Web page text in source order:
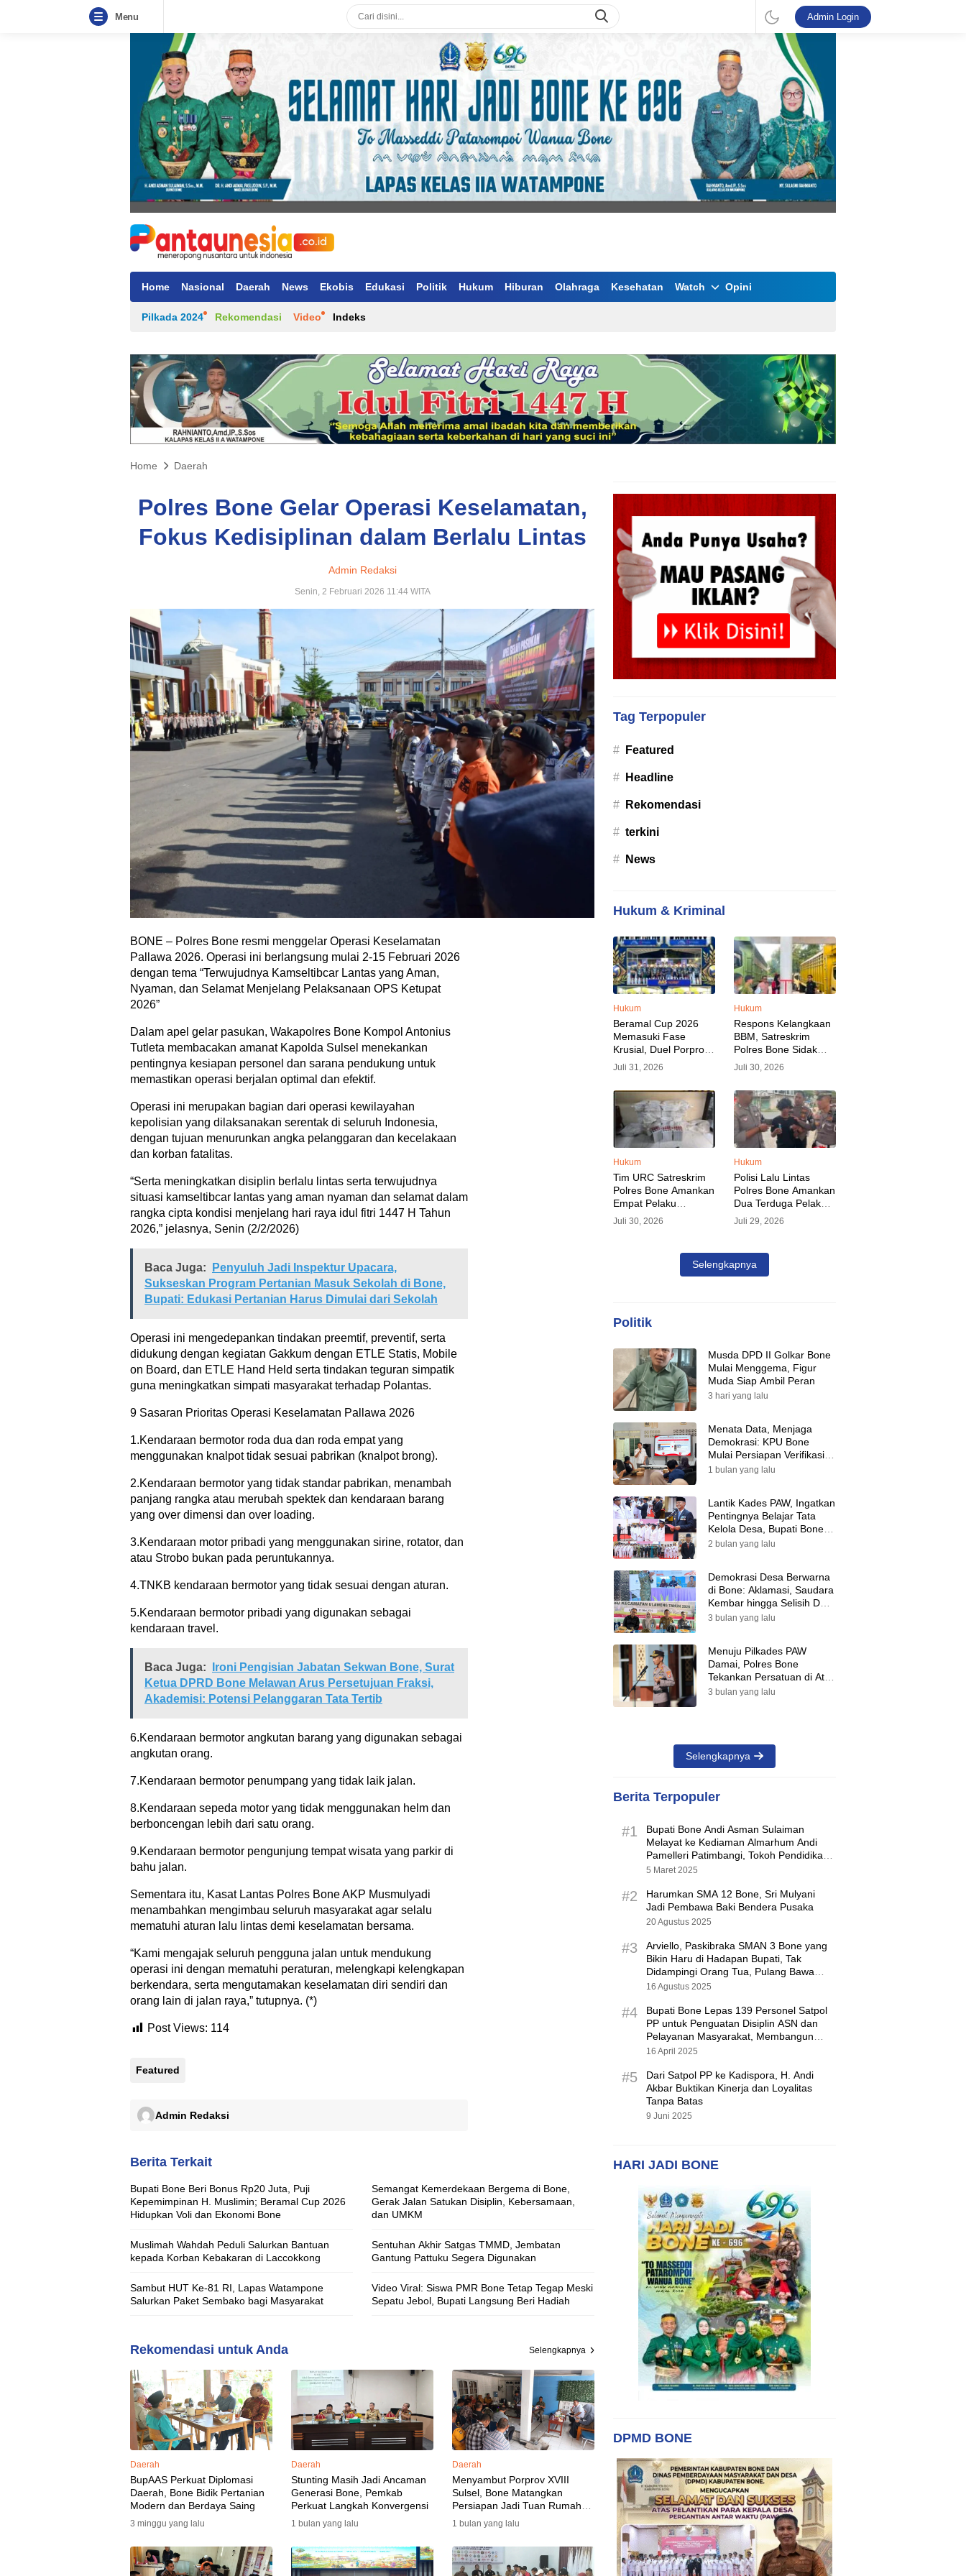
Menu Admin Login
Home Nasional Daerah News Ekobis Edukasi Politik Hukum Hiburan Olahraga Kesehatan Watch Opini
Pilkada 2024 Rekomendasi Video Indeks
Home Daerah
Polres Bone Gelar Operasi Keselamatan,
Fokus Kedisiplinan dalam Berlalu Lintas
Admin Redaksi
Senin, 2 Februari 2026 11:44 WITA
BONE – Polres Bone resmi menggelar Operasi Keselamatan
Pallawa 2026. Operasi ini berlangsung mulai 2-15 Februari 2026
dengan tema “Terwujudnya Kamseltibcar Lantas yang Aman,
Nyaman, dan Selamat Menjelang Pelaksanaan OPS Ketupat
2026”
Dalam apel gelar pasukan, Wakapolres Bone Kompol Antonius
Tutleta membacakan amanat Kapolda Sulsel menekankan
pentingnya kesiapan personel dan sarana pendukung untuk
memastikan operasi berjalan optimal dan efektif.
Operasi ini merupakan bagian dari operasi kewilayahan
kepolisian yang dilaksanakan serentak di seluruh Indonesia,
dengan tujuan menurunkan angka pelanggaran dan kecelakaan
dan korban fatalitas.
“Serta meningkatkan disiplin berlalu lintas serta terwujudnya
situasi kamseltibcar lantas yang aman nyaman dan selamat dalam
rangka cipta kondisi menjelang hari raya idul fitri 1447 H Tahun
2026,” jelasnya, Senin (2/2/2026)
Baca Juga:
Penyuluh Jadi Inspektur Upacara,
Sukseskan Program Pertanian Masuk Sekolah di Bone,
Bupati: Edukasi Pertanian Harus Dimulai dari Sekolah
Operasi ini mengedepankan tindakan preemtif, preventif, serta
didukung dengan kegiatan Gakkum dengan ETLE Statis, Mobile
on Board, dan ETLE Hand Held serta tindakan teguran simpatik
guna meningkatkan simpati masyarakat terhadap Polantas.
9 Sasaran Prioritas Operasi Keselamatan Pallawa 2026
1.Kendaraan bermotor roda dua dan roda empat yang
menggunakan knalpot tidak sesuai pabrikan (knalpot brong).
2.Kendaraan bermotor yang tidak standar pabrikan, menambah
panjang rangka atau merubah spektek dan kendaraan barang
yang over dimensi dan over loading.
3.Kendaraan motor pribadi yang menggunakan sirine, rotator, dan
atau Strobo bukan pada peruntukannya.
4.TNKB kendaraan bermotor yang tidak sesuai dengan aturan.
5.Kendaraan bermotor pribadi yang digunakan sebagai
kendaraan travel.
Baca Juga:
Ironi Pengisian Jabatan Sekwan Bone, Surat
Ketua DPRD Bone Melawan Arus Persetujuan Fraksi,
Akademisi: Potensi Pelanggaran Tata Tertib
6.Kendaraan bermotor angkutan barang yang digunakan sebagai
angkutan orang.
7.Kendaraan bermotor penumpang yang tidak laik jalan.
8.Kendaraan sepeda motor yang tidak menggunakan helm dan
berboncengan lebih dari satu orang.
9.Kendaraan bermotor pengunjung tempat wisata yang parkir di
bahu jalan.
Sementara itu, Kasat Lantas Polres Bone AKP Musmulyadi
menambahkan mengimbau seluruh masyarakat agar selalu
mematuhi aturan lalu lintas demi keselamatan bersama.
“Kami mengajak seluruh pengguna jalan untuk mendukung
operasi ini dengan mematuhi peraturan, melengkapi kelengkapan
berkendara, serta mengutamakan keselamatan diri sendiri dan
orang lain di jalan raya,” tutupnya. (*)
Post Views: 114
Featured
Admin Redaksi
Berita Terkait
Bupati Bone Beri Bonus Rp20 Juta, Puji
Kepemimpinan H. Muslimin; Beramal Cup 2026
Hidupkan Voli dan Ekonomi Bone
Semangat Kemerdekaan Bergema di Bone,
Gerak Jalan Satukan Disiplin, Kebersamaan,
dan UMKM
Muslimah Wahdah Peduli Salurkan Bantuan
kepada Korban Kebakaran di Laccokkong
Sentuhan Akhir Satgas TMMD, Jembatan
Gantung Pattuku Segera Digunakan
Sambut HUT Ke-81 RI, Lapas Watampone
Salurkan Paket Sembako bagi Masyarakat
Video Viral: Siswa PMR Bone Tetap Tegap Meski
Sepatu Jebol, Bupati Langsung Beri Hadiah
Rekomendasi untuk Anda Selengkapnya
Daerah
BupAAS Perkuat Diplomasi
Daerah, Bone Bidik Pertanian
Modern dan Berdaya Saing
3 minggu yang lalu
Daerah
Stunting Masih Jadi Ancaman
Generasi Bone, Pemkab
Perkuat Langkah Konvergensi
1 bulan yang lalu
Daerah
Menyambut Porprov XVIII
Sulsel, Bone Matangkan
Persiapan Jadi Tuan Rumah
yang Berkesan: Wakil Bupati
Perkuat Koordinasi, Dispora
Targetkan Venue dan
Akomodasi Rampung
1 bulan yang lalu
Tag Terpopuler
# Featured
# Headline
# Rekomendasi
# terkini
# News
Hukum & Kriminal
Hukum
Beramal Cup 2026
Memasuki Fase
Krusial, Duel Porprov
Bone vs Trikora Wajo
Jadi Sorotan Malam
Ini
Juli 31, 2026
Hukum
Respons Kelangkaan
BBM, Satreskrim
Polres Bone Sidak
SPBU dan Pangkalan
LPG, AKP Alvin Aji
Imbau Pengelola
SPBU Agar Distribusi
BBM Tepat Sasaran
Juli 30, 2026
Hukum
Tim URC Satreskrim
Polres Bone Amankan
Empat Pelaku
Pencurian Aset PLN,
Kerugian Ditaksir
Juli 30, 2026
Hukum
Polisi Lalu Lintas
Polres Bone Amankan
Dua Terduga Pelaku
Penyalahgunaan
Sabu Saat Razia
Juli 29, 2026
Selengkapnya
Politik
Musda DPD II Golkar Bone
Mulai Menggema, Figur
Muda Siap Ambil Peran
3 hari yang lalu
Menata Data, Menjaga
Demokrasi: KPU Bone
Mulai Persiapan Verifikasi
Partai Politik Menuju Pemilu
1 bulan yang lalu
Lantik Kades PAW, Ingatkan
Pentingnya Belajar Tata
Kelola Desa, Bupati Bone:
Tak Ada Lagi Kubu,
2 bulan yang lalu
Demokrasi Desa Berwarna
di Bone: Aklamasi, Saudara
Kembar hingga Selisih Dua
Suara Warnai Pilkades PAW
3 bulan yang lalu
Menuju Pilkades PAW
Damai, Polres Bone
Tekankan Persatuan di Atas
Perbedaan Pilihan
3 bulan yang lalu
Selengkapnya
Berita Terpopuler
#1
Bupati Bone Andi Asman Sulaiman
Melayat ke Kediaman Almarhum Andi
Pamelleri Patimbangi, Tokoh Pendidikan
Kabupaten Bone
5 Maret 2025
#2
Harumkan SMA 12 Bone, Sri Mulyani
Jadi Pembawa Baki Bendera Pusaka
20 Agustus 2025
#3
Arviello, Paskibraka SMAN 3 Bone yang
Bikin Haru di Hadapan Bupati, Tak
Didampingi Orang Tua, Pulang Bawa
Hadiah Motor
16 Agustus 2025
#4
Bupati Bone Lepas 139 Personel Satpol
PP untuk Penguatan Disiplin ASN dan
Pelayanan Masyarakat, Membangun
Pemerintahan yang Tertib dan Melayani
16 April 2025
#5
Dari Satpol PP ke Kadispora, H. Andi
Akbar Buktikan Kinerja dan Loyalitas
Tanpa Batas
9 Juni 2025
HARI JADI BONE
DPMD BONE